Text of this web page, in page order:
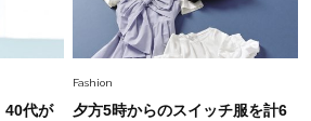
夏コーデ】猛暑でも快適＆上品に！体型
も叶う厳選アイテム〈13選〉
40代が
Fashion
夕方5時からのスイッチ服を計6